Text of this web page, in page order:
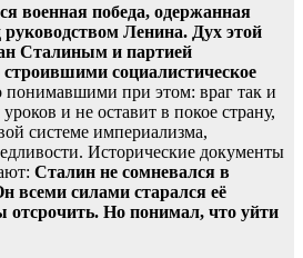
военная победа, одержанная
руководством Ленина. Дух этой
Сталиным и партией
социалистическое
при этом: враг так и
и не оставит в покое страну,
системе империализма,
Исторические документы
Сталин не сомневался в
всеми силами старался её
отсрочить. Но понимал, что уйти